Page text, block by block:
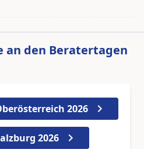
an den Beratertagen
2026
2026